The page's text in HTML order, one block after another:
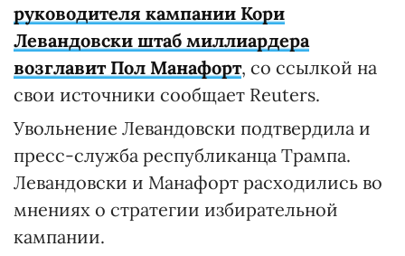
руководителя кампании Кори
Левандовски штаб миллиардера
возглавит Пол Манафорт, со ссылкой на
свои источники сообщает Reuters.
Увольнение Левандовски подтвердила и
пресс-служба республиканца Трампа.
Левандовски и Манафорт расходились во
мнениях о стратегии избирательной
кампании.